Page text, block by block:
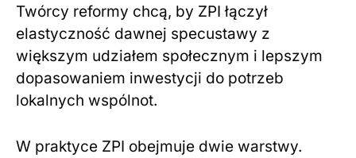
Twórcy reformy chcą, by ZPI łączył
elastyczność dawnej specustawy z
większym udziałem społecznym i lepszym
dopasowaniem inwestycji do potrzeb
lokalnych wspólnot.
W praktyce ZPI obejmuje dwie warstwy.